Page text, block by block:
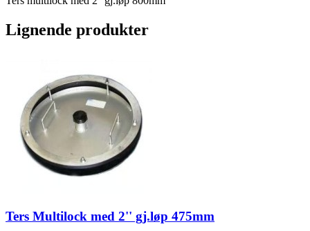
Lignende produkter
Ters Multilock med 2'' gj.løp 475mm